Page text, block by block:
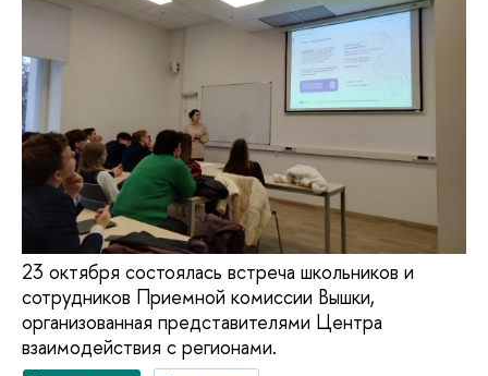
23 октября состоялась встреча школьников и
сотрудников Приемной комиссии Вышки,
организованная представителями Центра
взаимодействия с регионами.